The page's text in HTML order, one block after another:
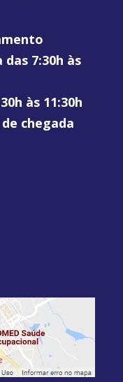
7:30h às
às 11:30h
chegada